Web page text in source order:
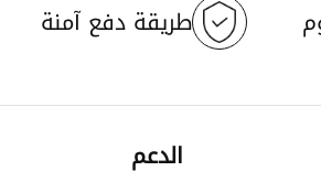
طريقة دفع آمنة
الدعم